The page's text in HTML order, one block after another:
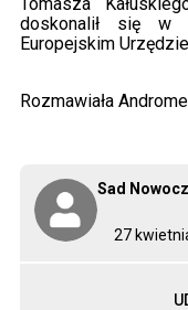
27
Sad
doskonalił się w
Europejskim
Rozmawiała